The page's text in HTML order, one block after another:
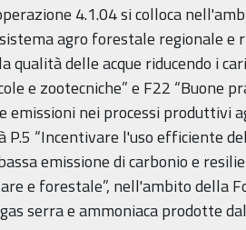
4.1.04 si colloca
agro forestale regionale e
qualità delle acque riducendo i
e zootecniche” e F22 “Buone
emissioni nei processi produttivi
P.5 “Incentivare l'uso efficiente
emissione di carbonio e
e forestale”, nell'ambito della
serra e ammoniaca prodotte